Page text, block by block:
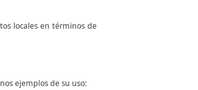
locales en términos de
ejemplos de su uso: